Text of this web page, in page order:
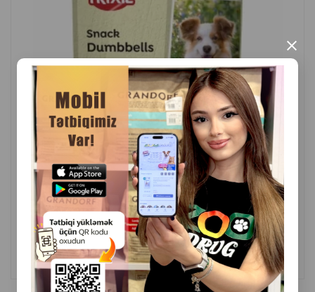
×
Страна производитель: Китай.
( Отзывы)
Цена
Купить
100 гр (1 пакет)
6.30
КУПИТЬ